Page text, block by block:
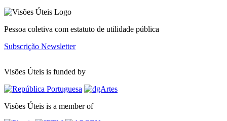
Pessoa coletiva com estatuto de utilidade pública
Subscrição Newsletter
Visões Úteis is funded by
Visões Úteis is a member of